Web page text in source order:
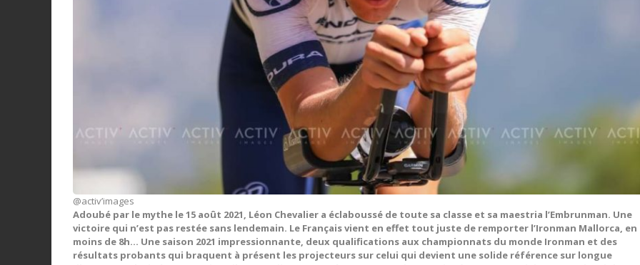
@activ’images
Adoubé par le mythe le 15 août 2021, Léon Chevalier a éclaboussé de toute sa classe et sa maestria l’Embrunman. Une
victoire qui n’est pas restée sans lendemain. Le Français vient en effet tout juste de remporter l’Ironman Mallorca, en
moins de 8h… Une saison 2021 impressionnante, deux qualifications aux championnats du monde Ironman et des
résultats probants qui braquent à présent les projecteurs sur celui qui devient une solide référence sur longue